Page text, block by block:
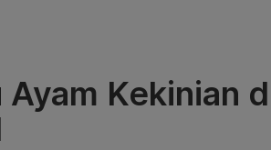
Kekinian